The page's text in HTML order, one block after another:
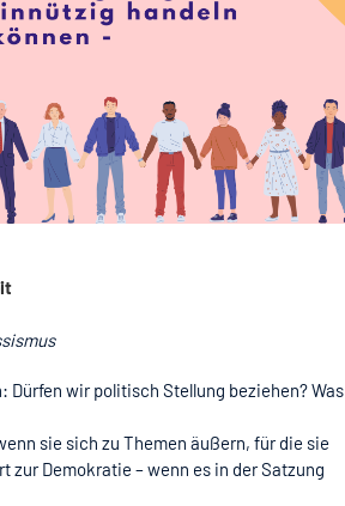
wir politisch Stellung beziehen? Was
sie sich zu Themen äußern, für die sie
zur Demokratie – wenn es in der Satzung